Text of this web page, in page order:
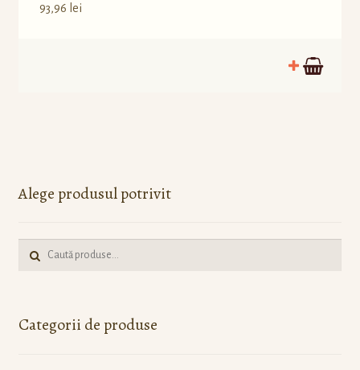
93,96 lei
Alege produsul potrivit
Caută:
Categorii de produse